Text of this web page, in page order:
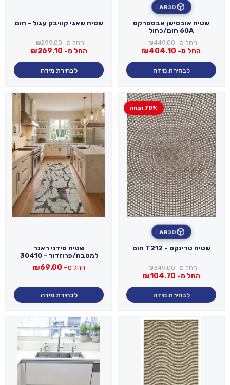
3D
AR
שטיח אובסישן אבסטרקט
60A חום/כחול
החל מ- ₪449.00
החל מ- ₪404.10
לבחירת מידה
שטיח שאגי קוויבק עגול - חום
החל מ- ₪299.00
החל מ- ₪269.10
לבחירת מידה
70% הנחה
3D
AR
שטיח טרינקט - T212 חום
החל מ- ₪349.00
החל מ- ₪104.70
לבחירת מידה
שטיח סידני ראנר
למטבח/פרוזדור - 30410
החל מ- ₪69.00
לבחירת מידה